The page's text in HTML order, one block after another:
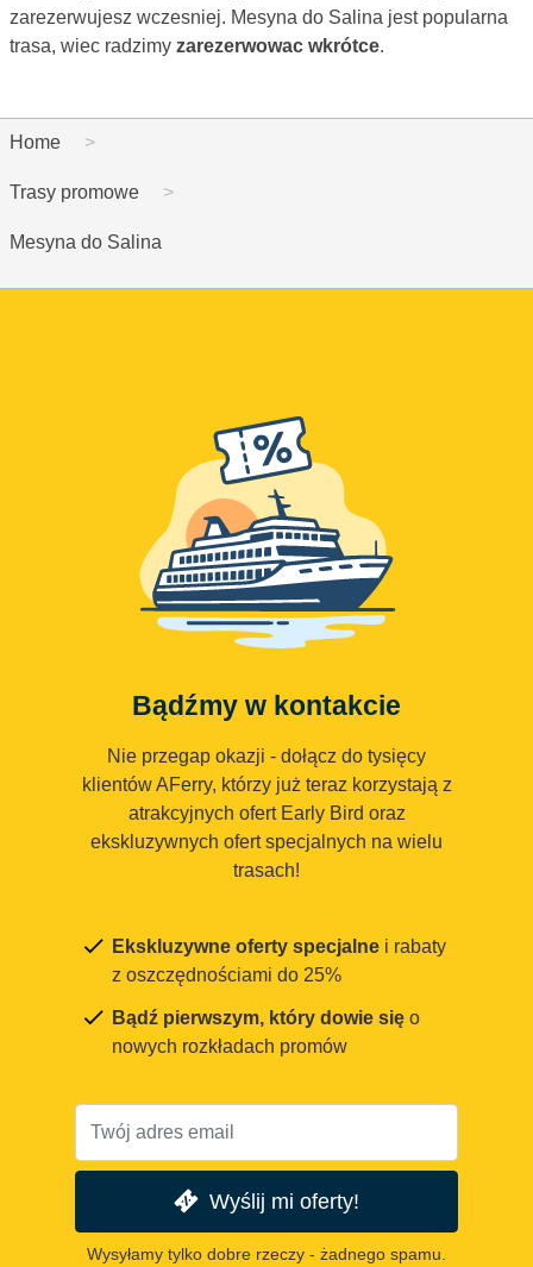
zarezerwujesz wczesniej. Mesyna do Salina jest popularna
trasa, wiec radzimy zarezerwowac wkrótce.
Home
Trasy promowe
Mesyna do Salina
Bądźmy w kontakcie
Nie przegap okazji - dołącz do tysięcy
klientów AFerry, którzy już teraz korzystają z
atrakcyjnych ofert Early Bird oraz
ekskluzywnych ofert specjalnych na wielu
trasach!
Ekskluzywne oferty specjalne i rabaty
z oszczędnościami do 25%
Bądź pierwszym, który dowie się o
nowych rozkładach promów
Wyślij mi oferty!
Wysyłamy tylko dobre rzeczy - żadnego spamu.